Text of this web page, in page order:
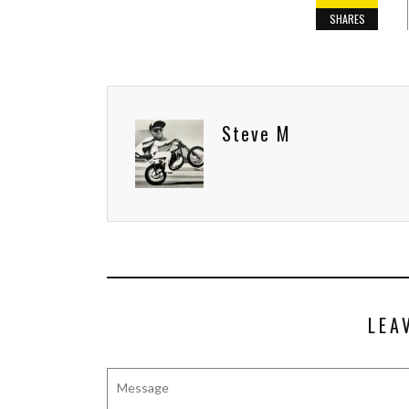
SHARES
Steve M